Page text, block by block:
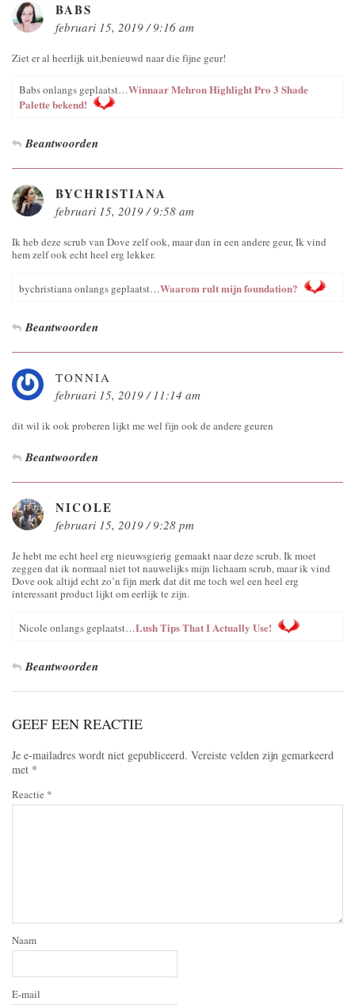
BABS
februari 15, 2019 / 9:16 am
Ziet er al heerlijk uit,benieuwd naar die fijne geur!
Babs onlangs geplaatst…Winnaar Mehron Highlight Pro 3 Shade
Palette bekend!
Beantwoorden
BYCHRISTIANA
februari 15, 2019 / 9:58 am
Ik heb deze scrub van Dove zelf ook, maar dan in een andere geur, Ik vind
hem zelf ook echt heel erg lekker.
bychristiana onlangs geplaatst…Waarom rult mijn foundation?
Beantwoorden
TONNIA
februari 15, 2019 / 11:14 am
dit wil ik ook proberen lijkt me wel fijn ook de andere geuren
Beantwoorden
NICOLE
februari 15, 2019 / 9:28 pm
Je hebt me echt heel erg nieuwsgierig gemaakt naar deze scrub. Ik moet
zeggen dat ik normaal niet tot nauwelijks mijn lichaam scrub, maar ik vind
Dove ook altijd echt zo’n fijn merk dat dit me toch wel een heel erg
interessant product lijkt om eerlijk te zijn.
Nicole onlangs geplaatst…Lush Tips That I Actually Use!
Beantwoorden
GEEF EEN REACTIE
Je e-mailadres wordt niet gepubliceerd. Vereiste velden zijn gemarkeerd
met *
Reactie *
Naam
E-mail